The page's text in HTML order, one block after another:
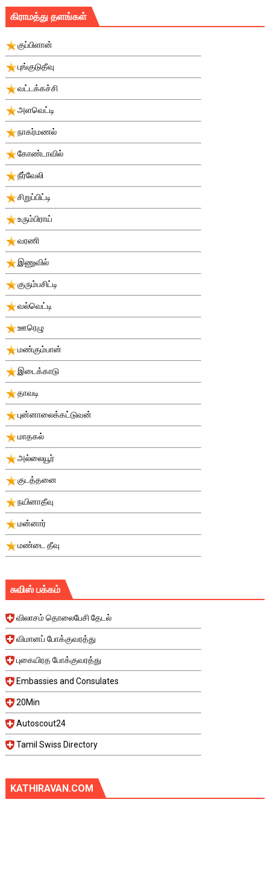
கிராமத்து தளங்கள்
குப்பிளான்
புங்குடுதீவு
வட்டக்கச்சி
அளவெட்டி
நாகர்மணல்
கோண்டாவில்
நீர்வேலி
சிறுப்பிட்டி
உரும்பிராய்
வரணி
இணுவில்
குரும்பசிட்டி
வல்வெட்டி
ஊரெழு
மண்கும்பான்
இடைக்காடு
தாவடி
புன்னாலைக்கட்டுவன்
மாதகல்
அல்லையூர்
குடத்தனை
நயினாதீவு
மன்னார்
மண்டை தீவு
சுவிஸ் பக்கம்
விலாசம் தொலைபேசி தேடல்
விமானப் போக்குவரத்து
புகையிரத போக்குவரத்து
Embassies and Consulates
20Min
Autoscout24
Tamil Swiss Directory
KATHIRAVAN.COM